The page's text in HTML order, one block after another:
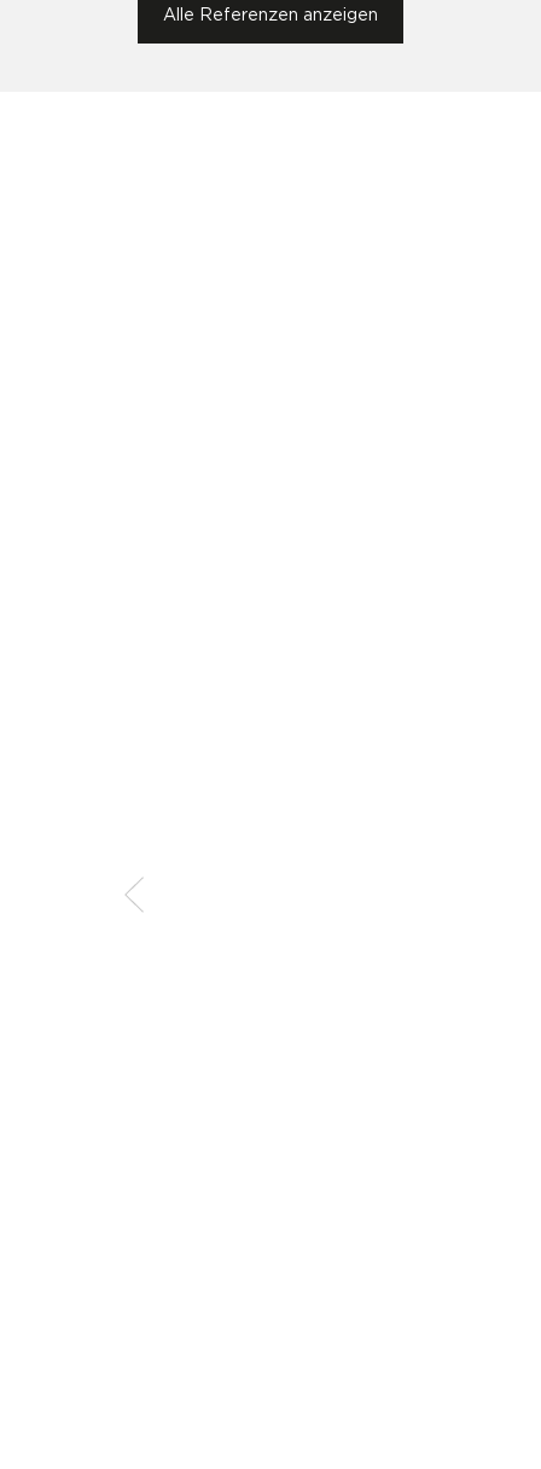
Alle Referenzen anzeigen